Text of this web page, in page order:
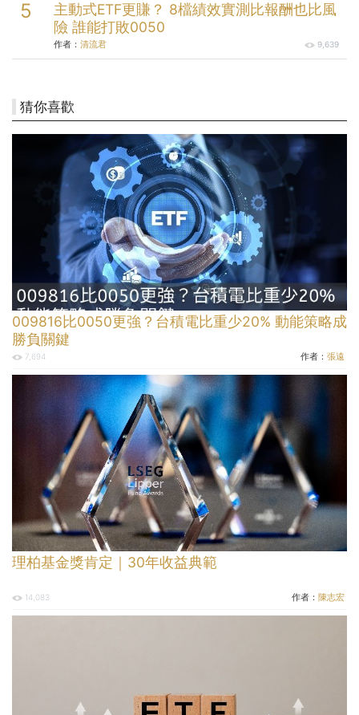
主動式ETF更賺？ 8檔績效實測比報酬也比風
險 誰能打敗0050
作者： 清流君 9,639
猜你喜歡
009816比0050更強？台積電比重少20% 動能策略成
勝負關鍵
7,694 作者： 張遠
理柏基金獎肯定｜30年收益典範
14,083 作者： 陳志宏